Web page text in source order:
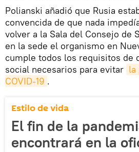
Polianski añadió que Rusia
convencida de que nada
volver a la Sala del Consejo de
en la sede el organismo en
cumple todos los requisitos de
social necesarios para evitar la
COVID-19 .
Estilo de vida
El fin de la
encontrará en la